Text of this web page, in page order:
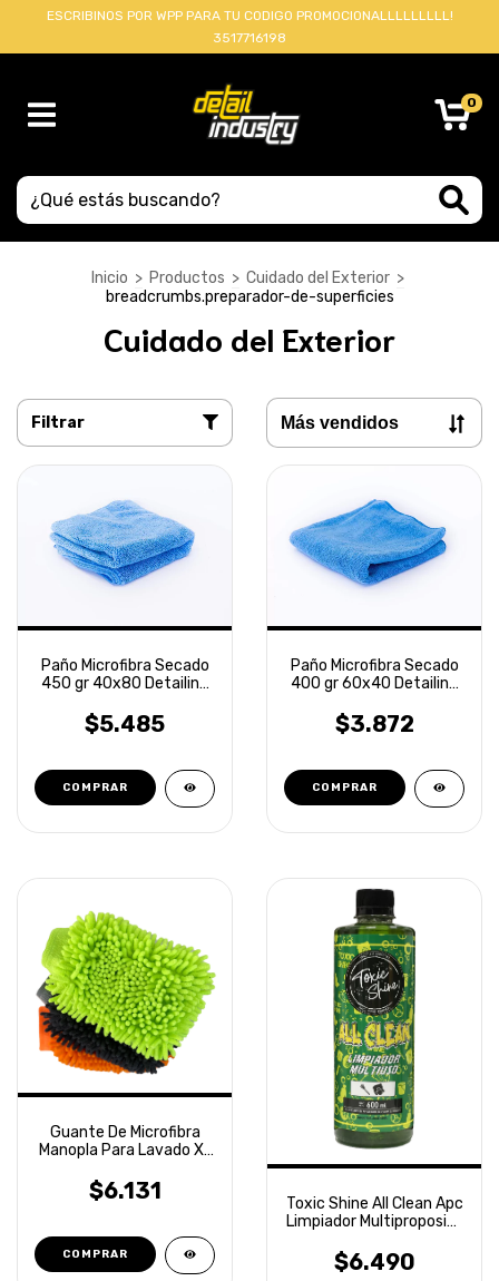
ESCRIBINOS POR WPP PARA TU CODIGO PROMOCIONALLLLLLLLL!
3517716198
0
Inicio > Productos > Cuidado del Exterior >
breadcrumbs.preparador-de-superficies
Cuidado del Exterior
Filtrar
Paño Microfibra Secado
450 gr 40x80 Detailing
$5.485
Paño Microfibra Secado
400 gr 60x40 Detailing
$3.872
Guante De Microfibra
Manopla Para Lavado XL
$6.131
Toxic Shine All Clean Apc
Limpiador Multiproposito
$6.490